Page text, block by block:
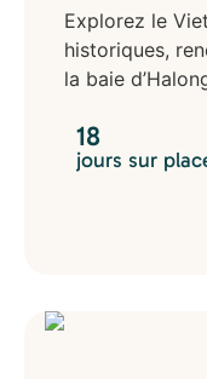
Explorez le
historiques,
la baie
18
jours sur